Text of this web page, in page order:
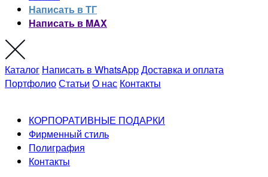
Написать в ТГ
Написать в MAX
Каталог Написать в WhatsAppДоставка и оплата
ПортфолиоСтатьи О нас Контакты
КОРПОРАТИВНЫЕ ПОДАРКИ
Фирменный стиль
Полиграфия
Контакты